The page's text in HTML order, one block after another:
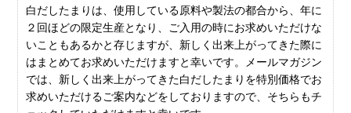
白だしたまりは、使用している原料や製法の都合から、年に
２回ほどの限定生産となり、ご入用の時にお求めいただけな
いこともあるかと存じますが、新しく出来上がってきた際に
はまとめてお求めいただけますと幸いです。メールマガジン
では、新しく出来上がってきた白だしたまりを特別価格でお
求めいただけるご案内などをしておりますので、そちらもチ